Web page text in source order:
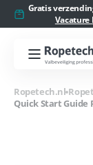
naar de
content
Gratis
Vacature
Ropetech.nl
Ropetech.nl
Quick Start Guide